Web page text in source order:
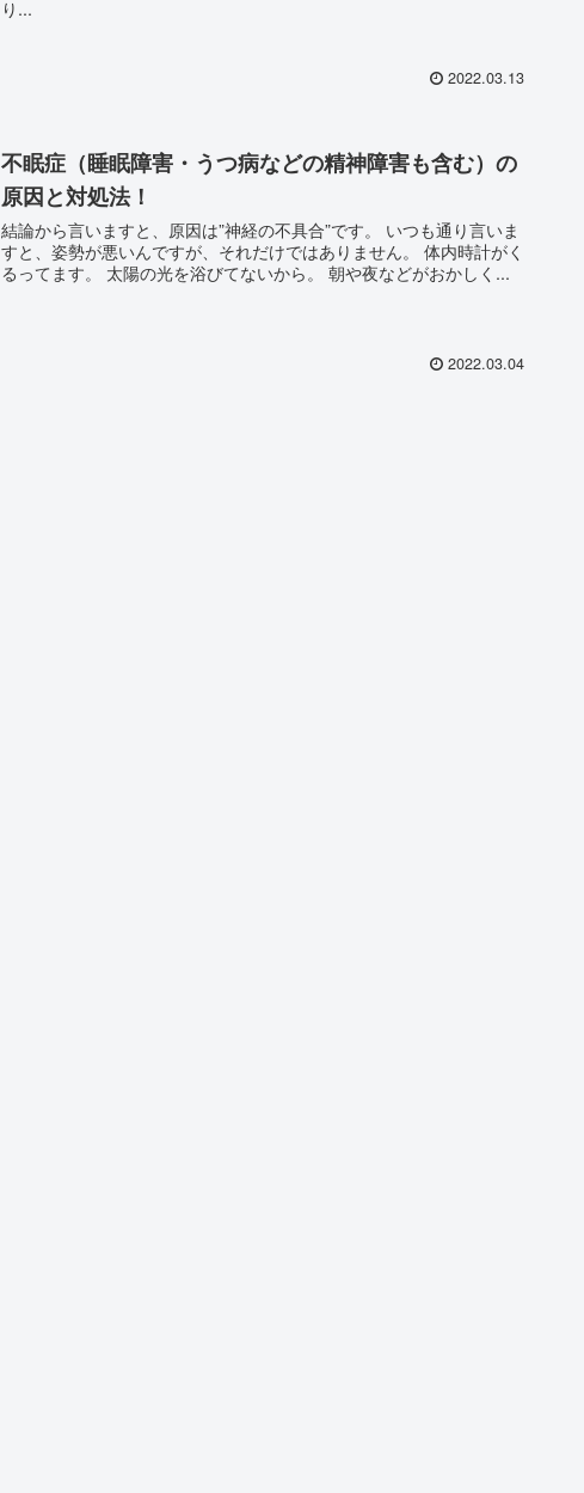
り...
2022.03.13
不眠症（睡眠障害・うつ病などの精神障害も含む）の
原因と対処法！
結論から言いますと、原因は”神経の不具合”です。 いつも通り言いま
すと、姿勢が悪いんですが、それだけではありません。 体内時計がく
るってます。 太陽の光を浴びてないから。 朝や夜などがおかしく...
2022.03.04